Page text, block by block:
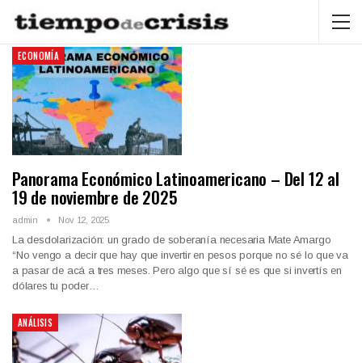
ECONOMÍA
Panorama Económico Latinoamericano – Del 12 al
19 de noviembre de 2025
admin Nov 12, 2025
La desdolarización: un grado de soberanía necesaria Mate Amargo
“No vengo a decir que hay que invertir en pesos porque no sé lo que va
a pasar de acá a tres meses. Pero algo que sí sé es que si invertís en
dólares tu poder…
ANÁLISIS